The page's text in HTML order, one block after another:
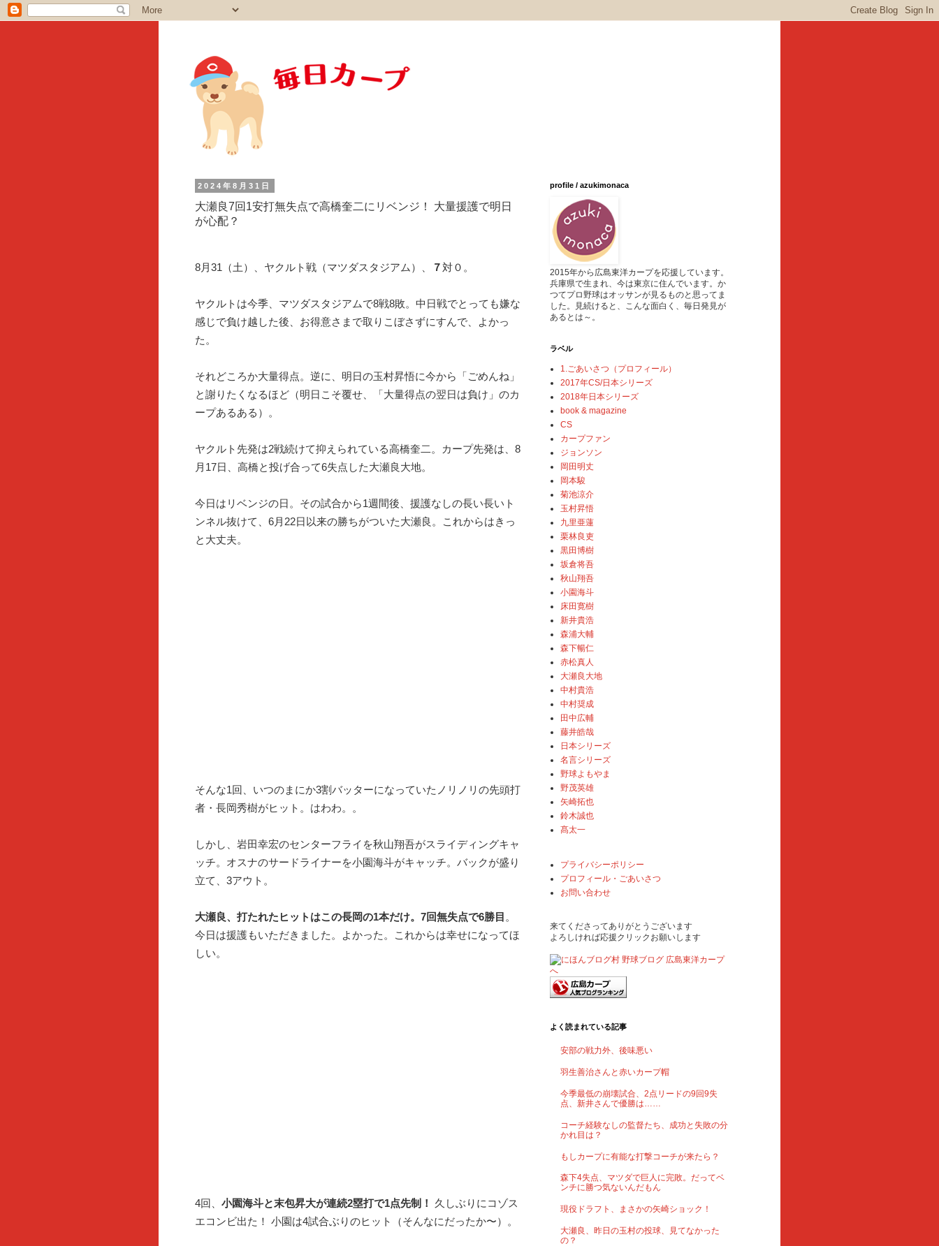
2024年8月31日
大瀬良7回1安打無失点で高橋奎二にリベンジ！ 大量援護で明日
が心配？
8月31（土）、ヤクルト戦（マツダスタジアム）、 ７対０。
ヤクルトは今季、マツダスタジアムで8戦8敗。中日戦でとっても嫌な
感じで負け越した後、お得意さまで取りこぼさずにすんで、よかっ
た。
それどころか大量得点。逆に、明日の玉村昇悟に今から「ごめんね」
と謝りたくなるほど（明日こそ覆せ、「大量得点の翌日は負け」のカ
ープあるある）。
ヤクルト先発は2戦続けて抑えられている高橋奎二。カープ先発は、8
月17日、高橋と投げ合って6失点した大瀬良大地。
今日はリベンジの日。その試合から1週間後、援護なしの長い長いト
ンネル抜けて、6月22日以来の勝ちがついた大瀬良。これからはきっ
と大丈夫。
そんな1回、いつのまにか3割バッターになっていたノリノリの先頭打
者・長岡秀樹がヒット。はわわ。。
しかし、岩田幸宏のセンターフライを秋山翔吾がスライディングキャ
ッチ。オスナのサードライナーを小園海斗がキャッチ。バックが盛り
立て、3アウト。
大瀬良、打たれたヒットはこの長岡の1本だけ。7回無失点で6勝目 。
今日は援護もいただきました。よかった。これからは幸せになってほ
しい。
4回、 小園海斗と末包昇大が連続2塁打で1点先制！
久しぶりにコゾス
エコンビ出た！ 小園は4試合ぶりのヒット（そんなにだったか〜）。
profile / azukimonaca
2015年から広島東洋カープを応援しています。
兵庫県で生まれ、今は東京に住んでいます。か
つてプロ野球はオッサンが見るものと思ってま
した。見続けると、こんな面白く、毎日発見が
あるとは～。
ラベル
1.ごあいさつ（プロフィール）
2017年CS/日本シリーズ
2018年日本シリーズ
book & magazine
CS
カープファン
ジョンソン
岡田明丈
岡本駿
菊池涼介
玉村昇悟
九里亜蓮
栗林良吏
黒田博樹
坂倉将吾
秋山翔吾
小園海斗
床田寛樹
新井貴浩
森浦大輔
森下暢仁
赤松真人
大瀬良大地
中村貴浩
中村奨成
田中広輔
藤井皓哉
日本シリーズ
名言シリーズ
野球よもやま
野茂英雄
矢崎拓也
鈴木誠也
髙太一
プライバシーポリシー
プロフィール・ごあいさつ
お問い合わせ
来てくださってありがとうございます
よろしければ応援クリックお願いします
よく読まれている記事
安部の戦力外、後味悪い
羽生善治さんと赤いカープ帽
今季最低の崩壊試合、2点リードの9回9失
点、新井さんで優勝は……
コーチ経験なしの監督たち、成功と失敗の分
かれ目は？
もしカープに有能な打撃コーチが来たら？
森下4失点、マツダで巨人に完敗。だってベ
ンチに勝つ気ないんだもん
現役ドラフト、まさかの矢崎ショック！
大瀬良、昨日の玉村の投球、見てなかった
の？